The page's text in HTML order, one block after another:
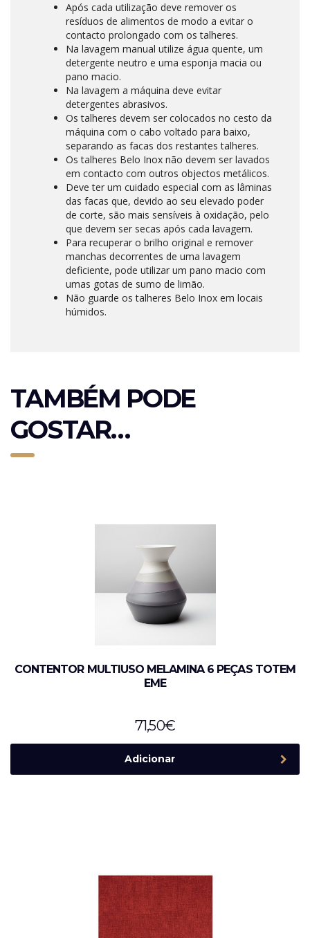
Após cada utilização deve remover os
resíduos de alimentos de modo a evitar o
contacto prolongado com os talheres.
Na lavagem manual utilize água quente, um
detergente neutro e uma esponja macia ou
pano macio.
Na lavagem a máquina deve evitar
detergentes abrasivos.
Os talheres devem ser colocados no cesto da
máquina com o cabo voltado para baixo,
separando as facas dos restantes talheres.
Os talheres Belo Inox não devem ser lavados
em contacto com outros objectos metálicos.
Deve ter um cuidado especial com as lâminas
das facas que, devido ao seu elevado poder
de corte, são mais sensíveis à oxidação, pelo
que devem ser secas após cada lavagem.
Para recuperar o brilho original e remover
manchas decorrentes de uma lavagem
deficiente, pode utilizar um pano macio com
umas gotas de sumo de limão.
Não guarde os talheres Belo Inox em locais
húmidos.
TAMBÉM PODE
GOSTAR…
CONTENTOR MULTIUSO MELAMINA 6 PEÇAS TOTEM
EME
71,50€
Adicionar